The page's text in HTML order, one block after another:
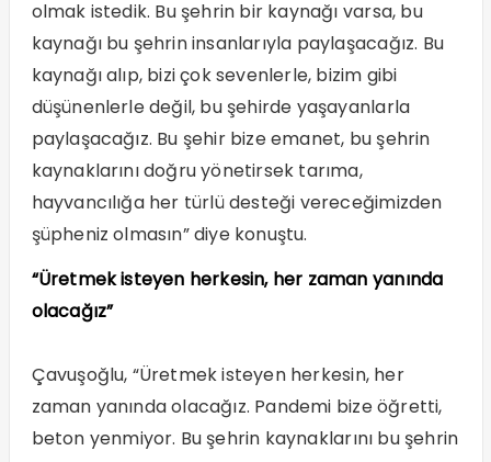
olmak istedik. Bu şehrin bir kaynağı varsa, bu
kaynağı bu şehrin insanlarıyla paylaşacağız. Bu
kaynağı alıp, bizi çok sevenlerle, bizim gibi
düşünenlerle değil, bu şehirde yaşayanlarla
paylaşacağız. Bu şehir bize emanet, bu şehrin
kaynaklarını doğru yönetirsek tarıma,
hayvancılığa her türlü desteği vereceğimizden
şüpheniz olmasın” diye konuştu.
“Üretmek isteyen herkesin, her zaman yanında
olacağız”
Çavuşoğlu, “Üretmek isteyen herkesin, her
zaman yanında olacağız. Pandemi bize öğretti,
beton yenmiyor. Bu şehrin kaynaklarını bu şehrin